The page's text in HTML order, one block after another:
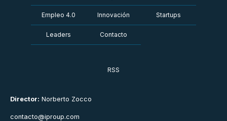
Director: Norberto Zocco
contacto@iproup.com
Empleo 4.0 Innovación Startups
Leaders Contacto
RSS